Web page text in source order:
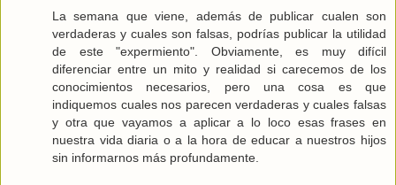
La semana que viene, además de publicar cualen son
verdaderas y cuales son falsas, podrías publicar la utilidad
de este "expermiento". Obviamente, es muy difícil
diferenciar entre un mito y realidad si carecemos de los
conocimientos necesarios, pero una cosa es que
indiquemos cuales nos parecen verdaderas y cuales falsas
y otra que vayamos a aplicar a lo loco esas frases en
nuestra vida diaria o a la hora de educar a nuestros hijos
sin informarnos más profundamente.